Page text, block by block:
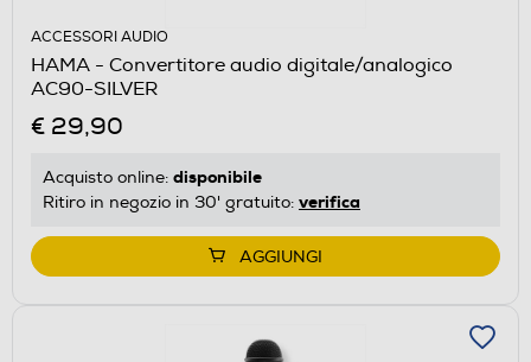
ACCESSORI AUDIO
HAMA - Convertitore audio digitale/analogico
AC90-SILVER
€ 29,90
Acquisto online: disponibile
Ritiro in negozio in 30' gratuito: verifica
AGGIUNGI